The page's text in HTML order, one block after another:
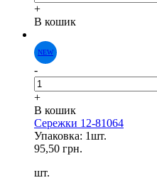
+
В кошик
-
+
В кошик
Сережки 12-81064
Упаковка: 1шт.
95,50 грн.
шт.